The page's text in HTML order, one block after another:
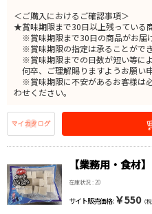
＜ご購入におけるご確認事項＞
★賞味期限まで30日以上残っている
※賞味期限まで30日の商品がお届
※賞味期限の指定は承ることができ
※賞味期限までの日数が短い等によ
何卒、ご理解賜りますようお願い申
※賞味期限に不安があるお客様は
わせください。
【業務用・食材
在庫状況 : 20
サイト販売価格 : ￥550（税